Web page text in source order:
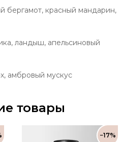
бергамот, красный мандарин,
ландыш, апельсиновый
амбровый мускус
товары
−17%